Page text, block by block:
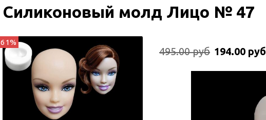
Силиконовый молд Лицо № 47
61%
495.00 руб 194.00 руб